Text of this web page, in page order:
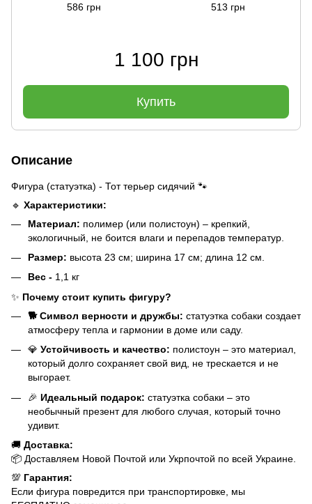
586 грн 513 грн
1 100 грн
Купить
Описание
Фигура (статуэтка) - Тот терьер сидячий 🐾
🔹 Характеристики:
Материал: полимер (или полистоун) – крепкий,
экологичный, не боится влаги и перепадов температур.
Размер: высота 23 см; ширина 17 см; длина 12 см.
Вес - 1,1 кг
✨ Почему стоит купить фигуру?
🐕 Символ верности и дружбы: статуэтка собаки создает
атмосферу тепла и гармонии в доме или саду.
💎 Устойчивость и качество: полистоун – это материал,
который долго сохраняет свой вид, не трескается и не
выгорает.
🎉 Идеальный подарок: статуэтка собаки – это
необычный презент для любого случая, который точно
удивит.
🚚 Доставка:
📦 Доставляем Новой Почтой или Укрпочтой по всей Украине.
💯 Гарантия:
Если фигура повредится при транспортировке, мы